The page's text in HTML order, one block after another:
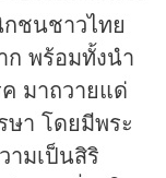
ชนชาวไทย
ก พร้อมทั้งนำ
มาถวายแด่
ษา โดยมีพระ
มเป็นสิริ